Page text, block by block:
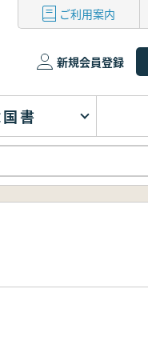
ご利用案内
新規会員登録
書